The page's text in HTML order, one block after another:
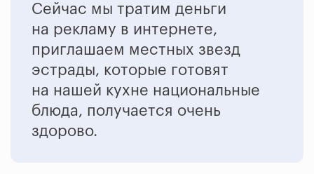
Сейчас мы тратим деньги
на рекламу в интернете,
приглашаем местных звезд
эстрады, которые готовят
на нашей кухне национальные
блюда, получается очень
здорово.